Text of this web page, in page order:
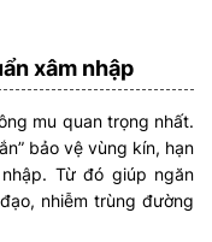
xâm nhập
mu quan trọng nhất.
bảo vệ vùng kín, hạn
Từ đó giúp ngăn
nhiễm trùng đường